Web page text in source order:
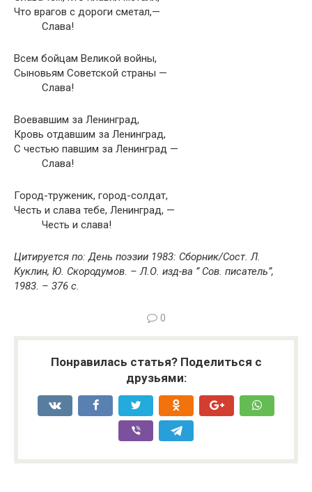
Что врагов с дороги сметал,—
Слава!
Всем бойцам Великой войны,
Сыновьям Советской страны —
Слава!
Воевавшим за Ленинград,
Кровь отдавшим за Ленинград,
С честью павшим за Ленинград —
Слава!
Город-труженик, город-солдат,
Честь и слава тебе, Ленинград, —
Честь и слава!
Цитируется по: День поэзии 1983: Сборник/Сост. Л.
Куклин, Ю. Скородумов. – Л.О. изд-ва ” Сов. писатель”,
1983. – 376 с.
0
Понравилась статья? Поделиться с
друзьями: